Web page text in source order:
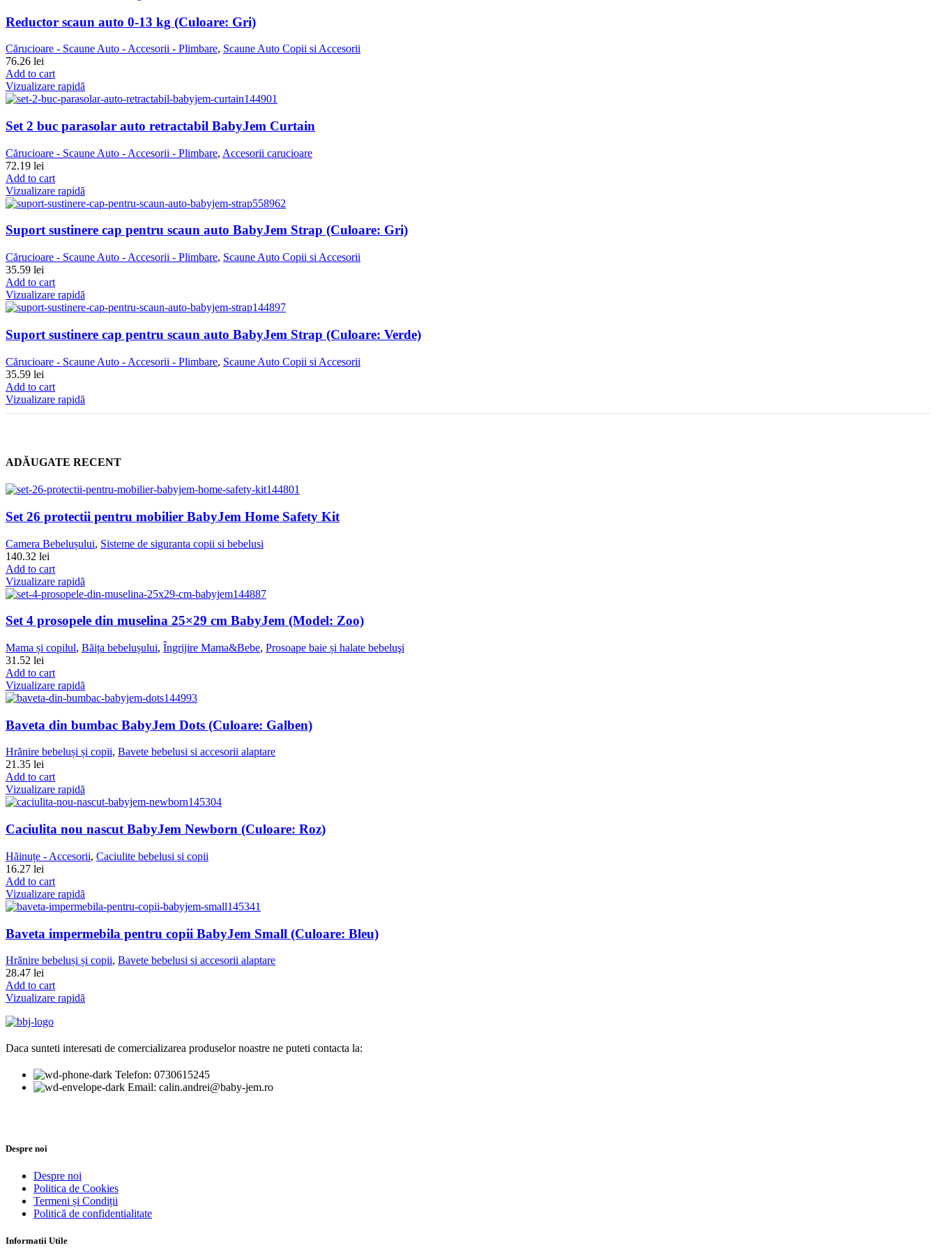
Reductor scaun auto 0-13 kg (Culoare: Gri)
Cărucioare - Scaune Auto - Accesorii - Plimbare, Scaune Auto Copii si Accesorii
76.26 lei
Add to cart
Vizualizare rapidă
Set 2 buc parasolar auto retractabil BabyJem Curtain
Cărucioare - Scaune Auto - Accesorii - Plimbare, Accesorii carucioare
72.19 lei
Add to cart
Vizualizare rapidă
Suport sustinere cap pentru scaun auto BabyJem Strap (Culoare: Gri)
Cărucioare - Scaune Auto - Accesorii - Plimbare, Scaune Auto Copii si Accesorii
35.59 lei
Add to cart
Vizualizare rapidă
Suport sustinere cap pentru scaun auto BabyJem Strap (Culoare: Verde)
Cărucioare - Scaune Auto - Accesorii - Plimbare, Scaune Auto Copii si Accesorii
35.59 lei
Add to cart
Vizualizare rapidă
ADĂUGATE RECENT
Set 26 protectii pentru mobilier BabyJem Home Safety Kit
Camera Bebelușului, Sisteme de siguranta copii si bebelusi
140.32 lei
Add to cart
Vizualizare rapidă
Set 4 prosopele din muselina 25×29 cm BabyJem (Model: Zoo)
Mama și copilul, Băița bebelușului, Îngrijire Mama&Bebe, Prosoape baie și halate bebeluşi
31.52 lei
Add to cart
Vizualizare rapidă
Baveta din bumbac BabyJem Dots (Culoare: Galben)
Hrănire bebeluși și copii, Bavete bebelusi si accesorii alaptare
21.35 lei
Add to cart
Vizualizare rapidă
Caciulita nou nascut BabyJem Newborn (Culoare: Roz)
Hăinuțe - Accesorii, Caciulite bebelusi si copii
16.27 lei
Add to cart
Vizualizare rapidă
Baveta impermebila pentru copii BabyJem Small (Culoare: Bleu)
Hrănire bebeluși și copii, Bavete bebelusi si accesorii alaptare
28.47 lei
Add to cart
Vizualizare rapidă
Daca sunteti interesati de comercializarea produselor noastre ne puteti contacta la:
Telefon: 0730615245
Email: calin.andrei@baby-jem.ro
Despre noi
Despre noi
Politica de Cookies
Termeni și Condiții
Politică de confidentialitate
Informatii Utile